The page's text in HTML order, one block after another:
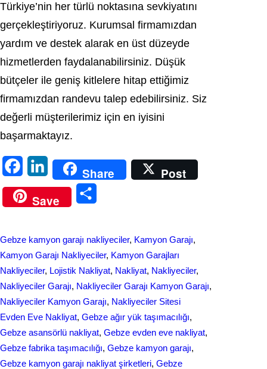
Türkiye’nin her türlü noktasına sevkiyatını
gerçekleştiriyoruz. Kurumsal firmamızdan
yardım ve destek alarak en üst düzeyde
hizmetlerden faydalanabilirsiniz. Düşük
bütçeler ile geniş kitlelere hitap ettiğimiz
firmamızdan randevu talep edebilirsiniz. Siz
değerli müşterilerimiz için en iyisini
başarmaktayız.
a
c
o
o
k
i
n
e
d
I
n
Share
Post
Save
r
e
Gebze kamyon garajı nakliyeciler, Kamyon Garajı
Kamyon Garajı Nakliyeciler, Kamyon Garajları
Nakliyeciler, Lojistik Nakliyat, Nakliyat, Nakliyeciler
Nakliyeciler Garajı, Nakliyeciler Garajı Kamyon Garajı
Nakliyeciler Kamyon Garajı, Nakliyeciler Sitesi
Evden Eve Nakliyat, Gebze ağır yük taşımacılığı
Gebze asansörlü nakliyat, Gebze evden eve nakliyat
Gebze fabrika taşımacılığı, Gebze kamyon garajı
Gebze kamyon garajı nakliyat şirketleri, Gebze